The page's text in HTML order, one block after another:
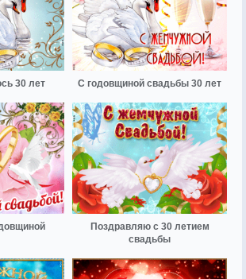
30 лет С годовщиной свадьбы 30 лет
Поздравляю с 30 летием
свадьбы